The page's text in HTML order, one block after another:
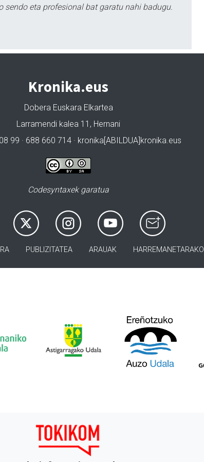
sendo eta profesional bat garatu nahi badugu.
Kronika.eus
Dobera Euskara Elkartea
Larramendi kalea 11, Hernani
99 · 688 660 714 · kronika[ABILDUA]kronika.eus
Codesyntaxek garatua
PUBLIZITATEA ARAUAK HARREMANETARAKO